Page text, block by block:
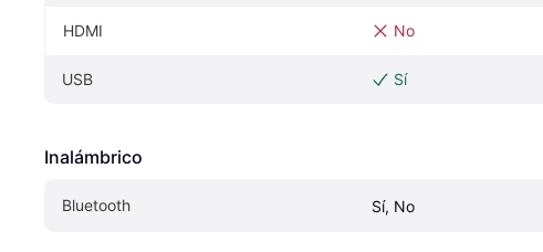
HDMI No
USB Sí
Inalámbrico
Bluetooth Sí, No